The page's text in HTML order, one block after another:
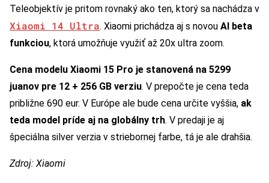
Teleobjektív je pritom rovnaký ako ten, ktorý sa nachádza v
Xiaomi 14 Ultra. Xiaomi prichádza aj s novou AI beta
funkciou, ktorá umožňuje využiť až 20x ultra zoom.
Cena modelu Xiaomi 15 Pro je stanovená na 5299
juanov pre 12 + 256 GB verziu. V prepočte je cena teda
približne 690 eur. V Európe ale bude cena určite vyššia, ak
teda model príde aj na globálny trh. V predaji je aj
špeciálna silver verzia v striebornej farbe, tá je ale drahšia.
Zdroj: Xiaomi